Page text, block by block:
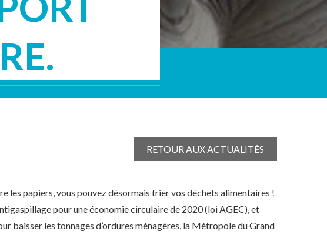
RETOUR AUX ACTUALITÉS
les papiers, vous pouvez désormais trier vos déchets alimentaires !
pour une économie circulaire de 2020 (loi AGEC), et
baisser les tonnages d’ordures ménagères, la Métropole du Grand